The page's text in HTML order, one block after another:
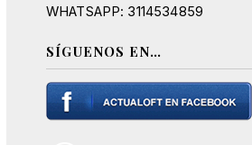
WHATSAPP: 3114534859
SÍGUENOS EN…